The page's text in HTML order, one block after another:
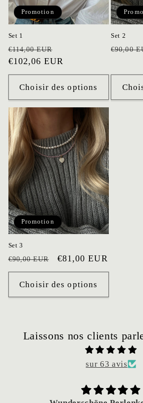
Promotion
Set 1
Prix
habituel
€114,00 EUR
promotionnel
€102,06 EUR
Choisir des options
Set 2
Prix
€90,00
Promotion
Set 3
Prix
habituel
€90,00 EUR
Prix
promotionnel
€81,00 EUR
Choisir des options
Laissons nos clients
sur 63 avis